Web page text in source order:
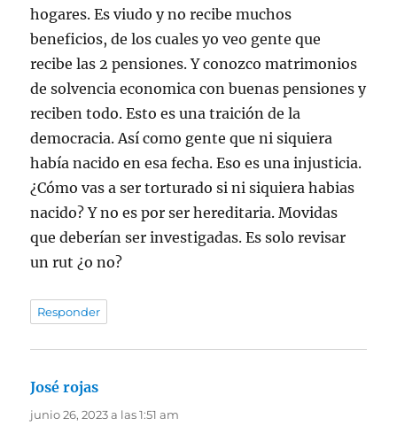
hogares. Es viudo y no recibe muchos
beneficios, de los cuales yo veo gente que
recibe las 2 pensiones. Y conozco matrimonios
de solvencia economica con buenas pensiones y
reciben todo. Esto es una traición de la
democracia. Así como gente que ni siquiera
había nacido en esa fecha. Eso es una injusticia.
¿Cómo vas a ser torturado si ni siquiera habias
nacido? Y no es por ser hereditaria. Movidas
que deberían ser investigadas. Es solo revisar
un rut ¿o no?
Responder
José rojas
junio 26, 2023 a las 1:51 am